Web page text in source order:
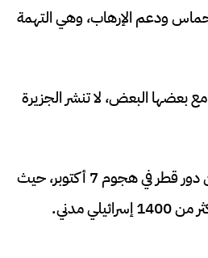
حماس ودعم الإرهاب، وهي التهمة
بعضها البعض، لا تنشر الجزيرة
غير أن وسائل الإعلام الغربية حاليا تشهد مواقعها الإلكترونية حديثا متزايدا عن دور قطر في هجوم 7 أكتوبر، حيث
مدني.